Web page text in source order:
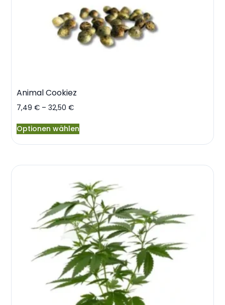
Animal Cookiez
7,49€ –32,50€
Optionen wählen